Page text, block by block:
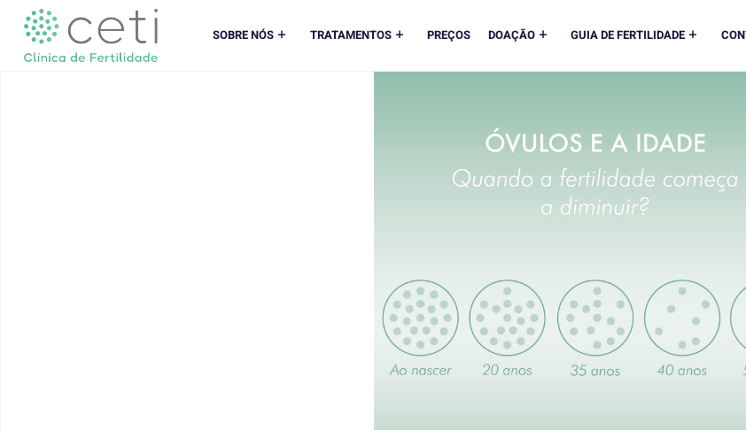
SOBRE NÓS TRATAMENTOS PREÇOS DOAÇÃO GUIA DE FERTILIDADE